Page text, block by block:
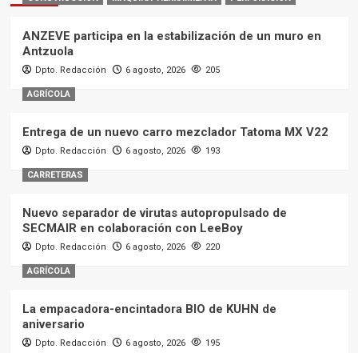
ANZEVE participa en la estabilización de un muro en
Antzuola
Dpto. Redacción 6 agosto, 2026 205
AGRÍCOLA
Entrega de un nuevo carro mezclador Tatoma MX V22
Dpto. Redacción 6 agosto, 2026 193
CARRETERAS
Nuevo separador de virutas autopropulsado de
SECMAIR en colaboración con LeeBoy
Dpto. Redacción 6 agosto, 2026 220
AGRÍCOLA
La empacadora-encintadora BIO de KUHN de
aniversario
Dpto. Redacción 6 agosto, 2026 195